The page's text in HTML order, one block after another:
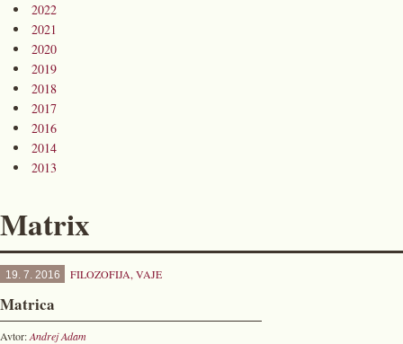
2022
2021
2020
2019
2018
2017
2016
2014
2013
Matrix
19. 7. 2016 FILOZOFIJA, VAJE
Matrica
Avtor:Andrej Adam